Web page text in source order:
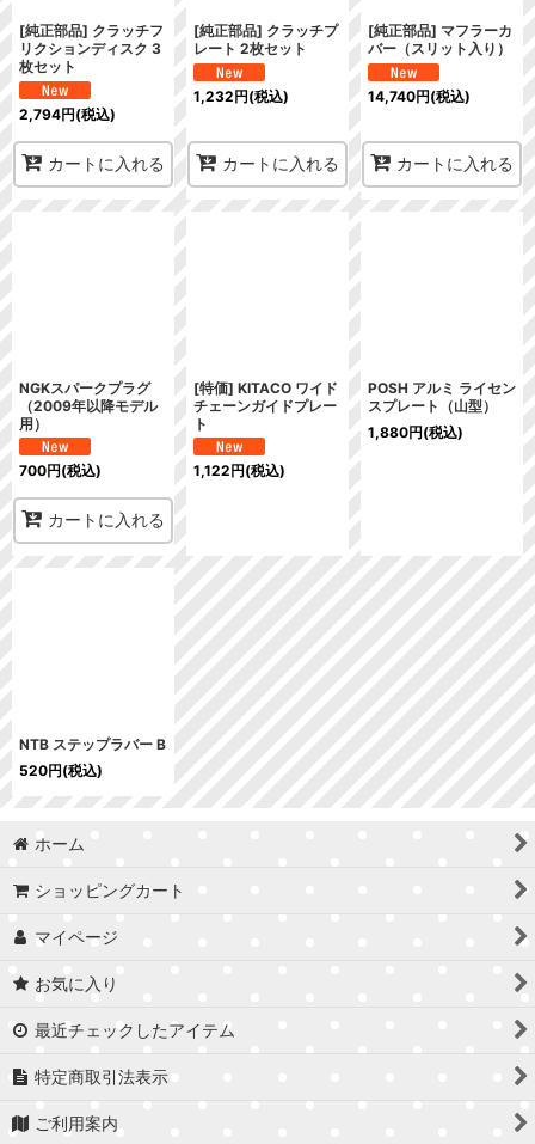
[純正部品] クラッチフ
リクションディスク 3
枚セット
2,794円(税込)
カートに入れる
[純正部品] クラッチプ
レート 2枚セット
1,232円(税込)
カートに入れる
[純正部品] マフラーカ
バー（スリット入り）
14,740円(税込)
カートに入れる
NGKスパークプラグ
（2009年以降モデル
用）
700円(税込)
カートに入れる
[特価] KITACO ワイド
チェーンガイドプレー
ト
1,122円(税込)
POSH アルミ ライセン
スプレート（山型）
1,880円(税込)
NTB ステップラバー B
520円(税込)
ホーム
ショッピングカート
マイページ
お気に入り
最近チェックしたアイテム
特定商取引法表示
ご利用案内